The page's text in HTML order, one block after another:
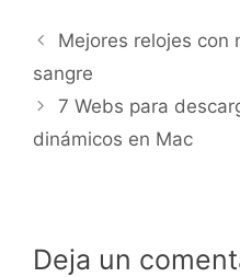
Mejores relojes con
sangre
7 Webs para
dinámicos en Mac
Deja un